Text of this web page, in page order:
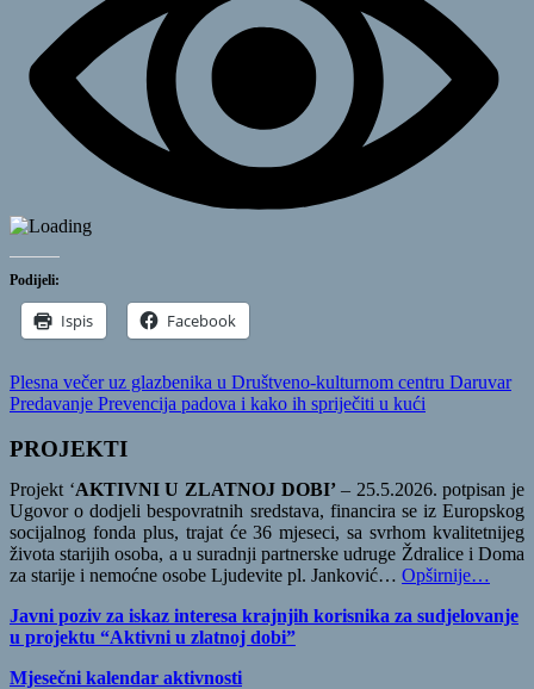
Podijeli:
Ispis Facebook
Navigacija
objava
Previous
Post:
Plesna večer uz glazbenika u Društveno-kulturnom centru Daruvar
Next
Predavanje Prevencija padova i kako ih spriječiti u kući
PROJEKTI
Projekt ‘AKTIVNI U ZLATNOJ DOBI’– 25.5.2026. potpisan je
Ugovor o dodjeli bespovratnih sredstava, financira se iz Europskog
socijalnog fonda plus, trajat će 36 mjeseci, sa svrhom kvalitetnijeg
života starijih osoba, a u suradnji partnerske udruge Ždralice i Doma
za starije i nemoćne osobe Ljudevite pl. Janković… Opširnije…
Javni poziv za iskaz interesa krajnjih korisnika za sudjelovanje
u projektu “Aktivni u zlatnoj dobi”
Mjesečni kalendar aktivnosti